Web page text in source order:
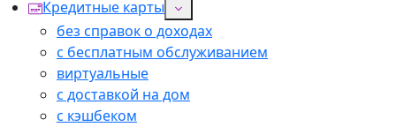
Кредитные карты
без справок о доходах
с бесплатным обслуживанием
виртуальные
с доставкой на дом
с кэшбеком